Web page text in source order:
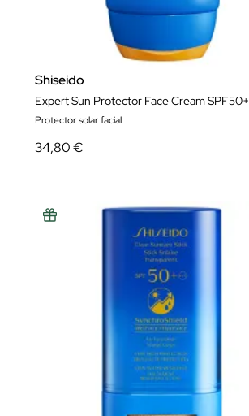
Shiseido
Expert Sun Protector Face Cream
Protector solar facial
34,80 €